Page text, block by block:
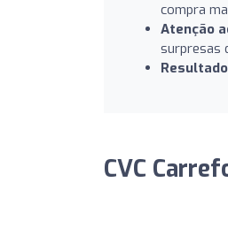
compra
Atenção
surpresas
CVC